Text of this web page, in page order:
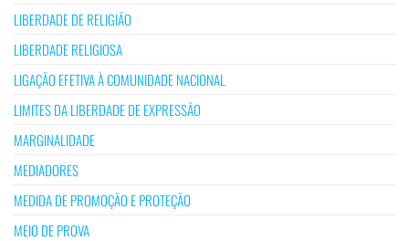
LIBERDADE DE RELIGIÃO
LIBERDADE RELIGIOSA
LIGAÇÃO EFETIVA À COMUNIDADE NACIONAL
LIMITES DA LIBERDADE DE EXPRESSÃO
MARGINALIDADE
MEDIADORES
MEDIDA DE PROMOÇÃO E PROTEÇÃO
MEIO DE PROVA